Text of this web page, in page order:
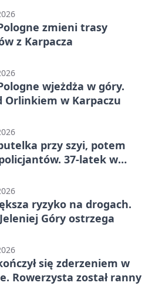
zmieni trasy
z Karpacza
wjeżdża w góry.
Orlinkiem w Karpaczu
przy szyi, potem
37-latek w
ryzyko na drogach.
Góry ostrzega
się zderzeniem w
Rowerzysta został ranny